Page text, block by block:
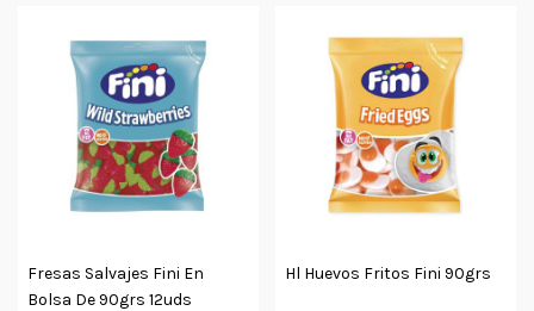
Fresas Salvajes Fini En
Bolsa De 90grs 12uds
Hl Huevos Fritos Fini 90grs